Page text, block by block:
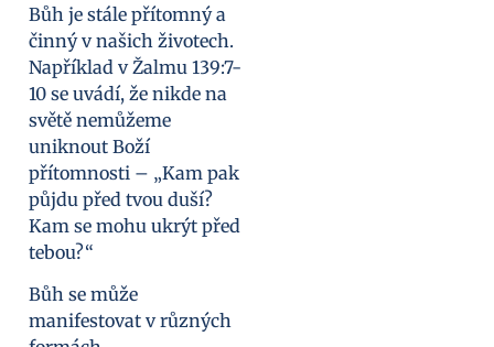
Bůh je stále přítomný a
činný v našich životech.
Například v Žalmu 139:7-
10 se uvádí, že nikde na
světě nemůžeme
uniknout Boží
přítomnosti – „Kam pak
půjdu před tvou duší?
Kam se mohu ukrýt před
tebou?“
Bůh se může
manifestovat v různých